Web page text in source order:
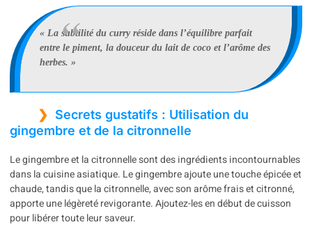
« La subtilité du curry réside dans l’équilibre parfait
entre le piment, la douceur du lait de coco et l’arôme des
herbes. »
Secrets gustatifs : Utilisation du
gingembre et de la citronnelle
Le gingembre et la citronnelle sont des ingrédients incontournables
dans la cuisine asiatique. Le gingembre ajoute une touche épicée et
chaude, tandis que la citronnelle, avec son arôme frais et citronné,
apporte une légèreté revigorante. Ajoutez-les en début de cuisson
pour libérer toute leur saveur.